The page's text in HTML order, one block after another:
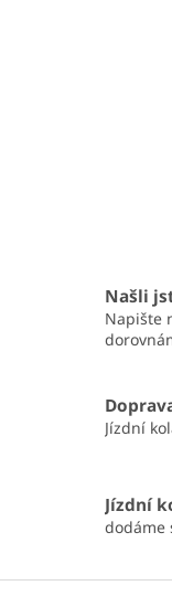
Našli
Napište
Jízdní
Jízdní
dodáme